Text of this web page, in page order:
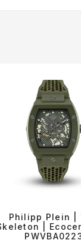
Philipp Plein |
|